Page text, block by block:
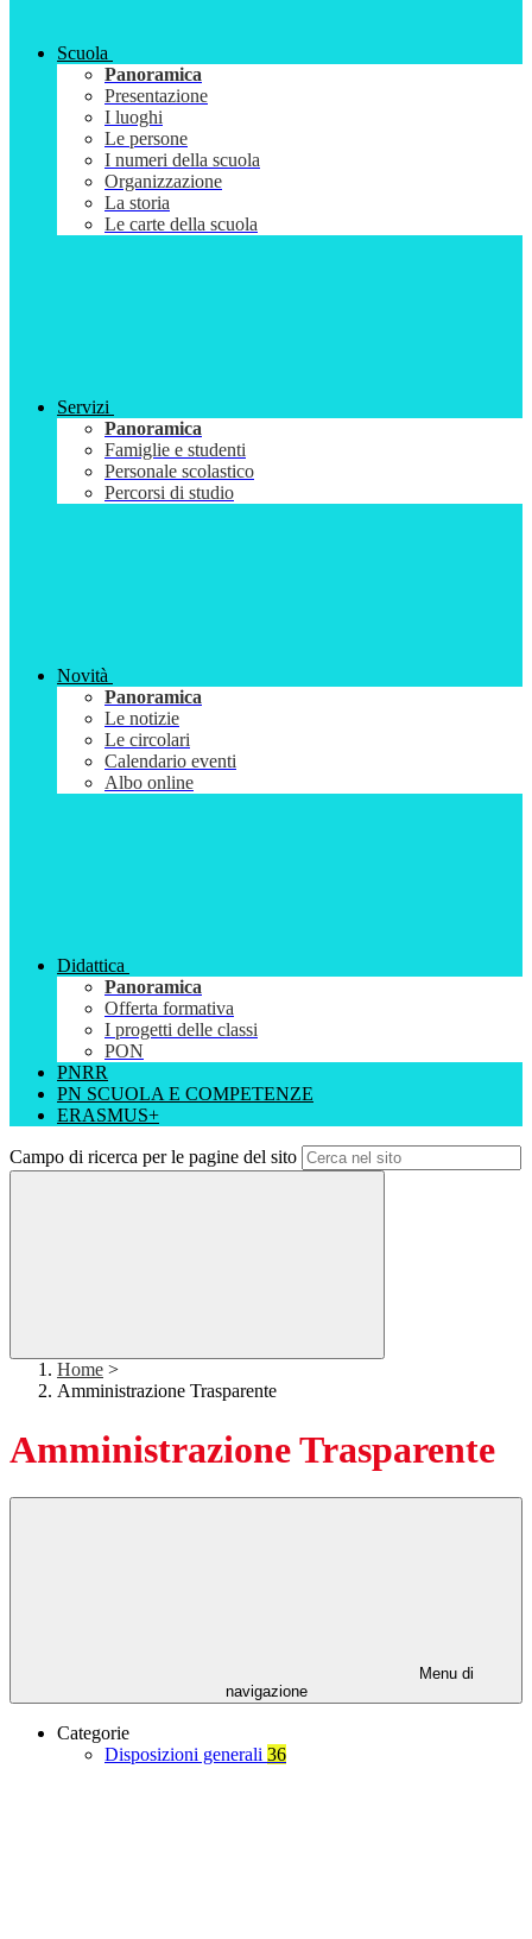
Scuola
Panoramica
Presentazione
I luoghi
Le persone
I numeri della scuola
Organizzazione
La storia
Le carte della scuola
Servizi
Panoramica
Famiglie e studenti
Personale scolastico
Percorsi di studio
Novità
Panoramica
Le notizie
Le circolari
Calendario eventi
Albo online
Didattica
Panoramica
Offerta formativa
I progetti delle classi
PON
PNRR
PN SCUOLA E COMPETENZE
ERASMUS+
Campo di ricerca per le pagine del sito
Home >
Amministrazione Trasparente
Amministrazione Trasparente
Menu di
navigazione
Categorie
Disposizioni generali 36